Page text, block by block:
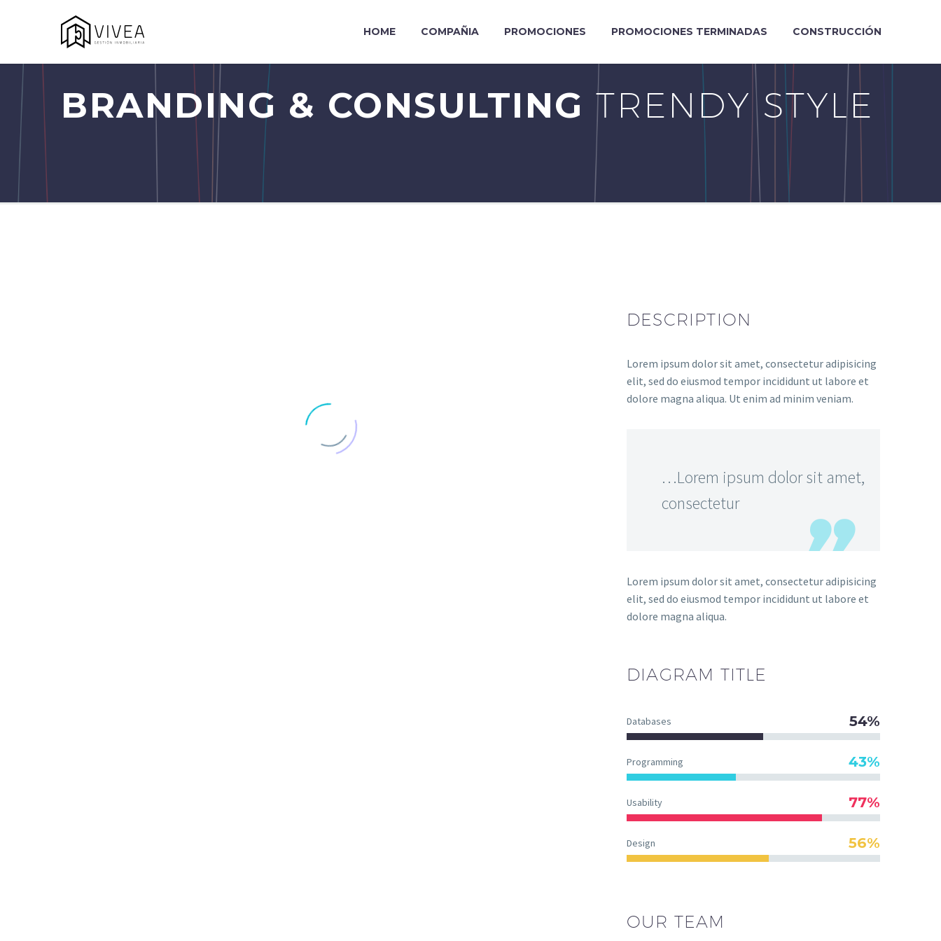
HOME COMPAÑIA PROMOCIONES PROMOCIONES TERMINADAS CONSTRUCCIÓN
BRANDING & CONSULTING TRENDY STYLE
DESCRIPTION
Lorem ipsum dolor sit amet, consectetur adipisicing
elit, sed do eiusmod tempor incididunt ut labore et
dolore magna aliqua. Ut enim ad minim veniam.
…Lorem ipsum dolor sit amet,
consectetur
Lorem ipsum dolor sit amet, consectetur adipisicing
elit, sed do eiusmod tempor incididunt ut labore et
dolore magna aliqua.
DIAGRAM TITLE
Databases 54%
Programming 43%
Usability 77%
Design 56%
OUR TEAM